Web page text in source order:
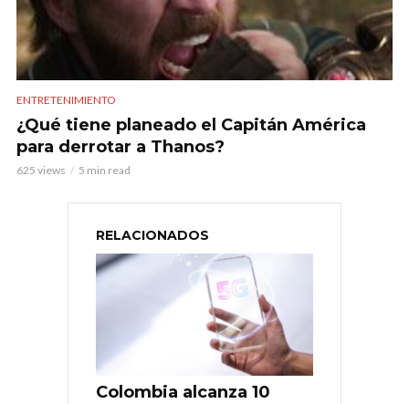
ENTRETENIMIENTO
¿Qué tiene planeado el Capitán América
para derrotar a Thanos?
625 views 5 min read
RELACIONADOS
Colombia alcanza 10